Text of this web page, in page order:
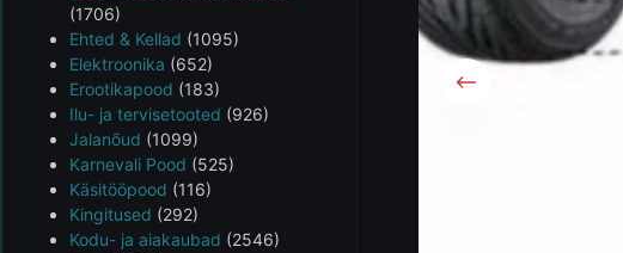
(1706)
Ehted & Kellad (1095)
Elektroonika (652)
Erootikapood (183)
Ilu- ja tervisetooted (926)
Jalanõud (1099)
Karnevali Pood (525)
Käsitööpood (116)
Kingitused (292)
Kodu- ja aiakaubad (2546)